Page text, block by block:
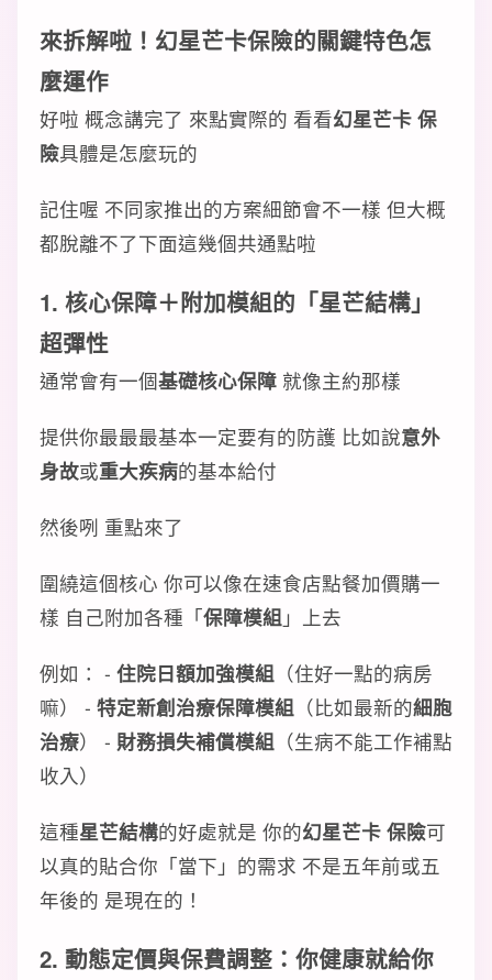
來拆解啦！幻星芒卡保險的關鍵特色怎
麼運作
好啦 概念講完了 來點實際的 看看幻星芒卡 保
險具體是怎麼玩的
記住喔 不同家推出的方案細節會不一樣 但大概
都脫離不了下面這幾個共通點啦
1. 核心保障＋附加模組的「星芒結構」
超彈性
通常會有一個基礎核心保障 就像主約那樣
提供你最最最基本一定要有的防護 比如說意外
身故或重大疾病的基本給付
然後咧 重點來了
圍繞這個核心 你可以像在速食店點餐加價購一
樣 自己附加各種「保障模組」上去
例如： - 住院日額加強模組 （住好一點的病房
嘛） - 特定新創治療保障模組 （比如最新的細胞
治療） - 財務損失補償模組 （生病不能工作補點
收入）
這種星芒結構的好處就是 你的幻星芒卡 保險可
以真的貼合你「當下」的需求 不是五年前或五
年後的 是現在的！
2. 動態定價與保費調整：你健康就給你